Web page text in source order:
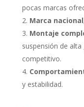
pocas marcas
Marca nacional
Montaje
suspensión de
competitivo.
y estabilidad.